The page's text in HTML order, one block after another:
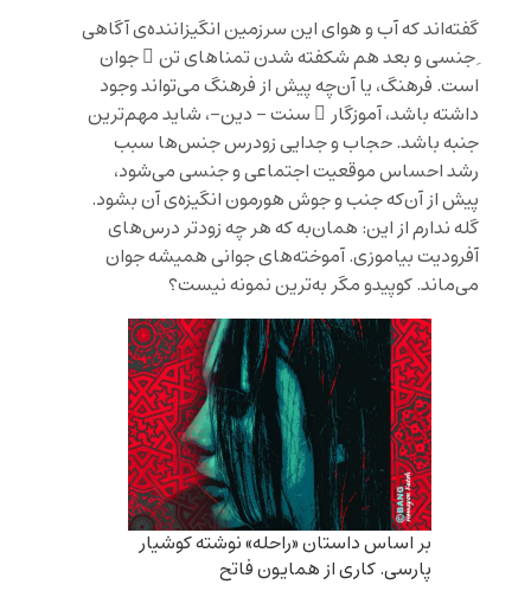
گفته‌اند که آب و هوای این سرزمین انگیزاننده‌ی آگاهی
ِ جنسی و بعد هم شکفته شدن تمناهای تن ِ جوان
است. فرهنگ، یا آن‌چه پیش از فرهنگ می‌تواند وجود
داشته باشد، آموزگار ِ سنت – دین-، شاید مهم‌ترین
جنبه‌ باشد. حجاب و جدایی زودرس جنس‌ها سبب
رشد احساس موقعیت اجتماعی و جنسی می‌شود،
پیش از آن‌که جنب و جوش هورمون انگیزه‌ی آن بشود.
گله ندارم از این: همان‌به که هر چه زودتر درس‌های
آفرودیت بیاموزی. آموخته‌های جوانی همیشه جوان
می‌ماند. کوپیدو مگر به‌ترین نمونه نیست؟
بر اساس داستان «راحله» نوشته کوشیار
پارسی. کاری از همایون فاتح